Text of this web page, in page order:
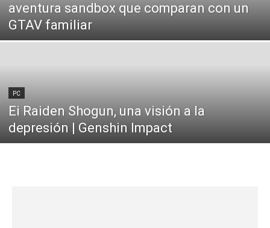
aventura sandbox que comparan con un
GTAV familiar
PC
Ei Raiden Shogun, una visión a la
depresión | Genshin Impact